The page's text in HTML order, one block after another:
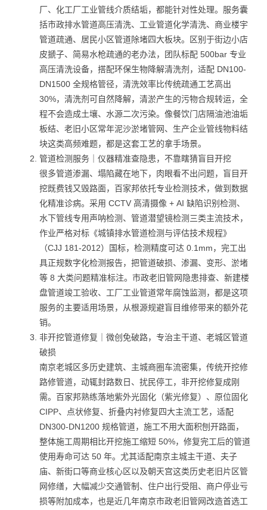
厂、化工厂工业管线介质结垢，都能针对性处理。服务囊
括市政排水管道高压清洗、工业管道化学清洗、商业楼宇
管道疏通、居民小区管道除堵四大板块。区别于街边小店
皮搋子、简易水枪疏通的老办法，团队标配 500bar 专业
高压清洗设备，搭配环保生物降解清洗剂，适配 DN100-
DN1500 全规格管径，清洗效率比传统疏通工艺高出
30%，清洗剂可自然降解，清淤产生的污物合规转运，全
程不会造成土壤、水源二次污染。像餐饮门店隔油池油垢
板结、老旧小区常年泥沙淤堵管网、生产企业管线物料结
块这类高频难题，都是这套工艺的拿手场景。
管道检测服务｜仪器精准查隐患，不靠瞎猜盲目开挖
很多管道渗漏、塌陷藏在地下，肉眼看不出问题，盲目开
挖既费钱又毁路面，百家邦依托专业检测技术，做到数据
化精准诊病。采用 CCTV 高清摄像 + AI 缺陷识别检测、
水下管线专用声呐检测、管道潜望镜检测三类主流技术，
作业严格对标《城镇排水管道检测与评估技术规程》
（CJJ 181-2012）国标，检测精度可达 0.1mm，完工出
具正规数字化检测报告，把管道破损、渗漏、变形、淤堵
等 8 大类问题精准标注。市政老旧管网隐患排查、新建楼
盘管道竣工验收、工厂工业管道常年腐蚀监测，都是这项
服务的主要适用场景，从根源规避盲目维修带来的额外花
销。
非开挖管道修复｜微创免破路，专治主干道、老城区管道
破损
南京老城区多历史建筑、主城商圈车流密集，传统开挖修
路修管道，动辄封路数日、扰民停工，非开挖修复成刚
需。百家邦熟练落地紫外光固化（紫光修复）、原位固化
CIPP、点状修复、折叠内衬修复四大主流工艺，适配
DN300-DN1200 规格管道，施工不用大面积刨开路面，
整体施工周期相比开挖施工缩短 50%，修复完工后的管道
使用寿命可达 50 年。尤其适配南京主城主干道、夫子
庙、新街口等商业核心区以及朝天宫这类历史老旧片区管
网修缮，大幅减少交通管制、住户出行受阻、商户停业亏
损等附加成本，也是近几年南京市政老旧管网改造首选工